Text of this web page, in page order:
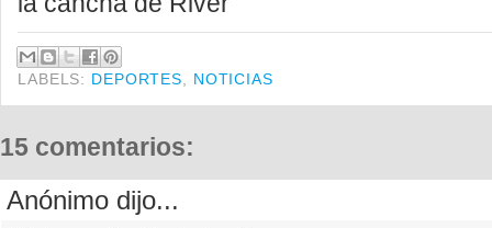
LABELS: DEPORTES NOTICIAS
15 comentarios:
Anónimo dijo...